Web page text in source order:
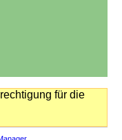
für die